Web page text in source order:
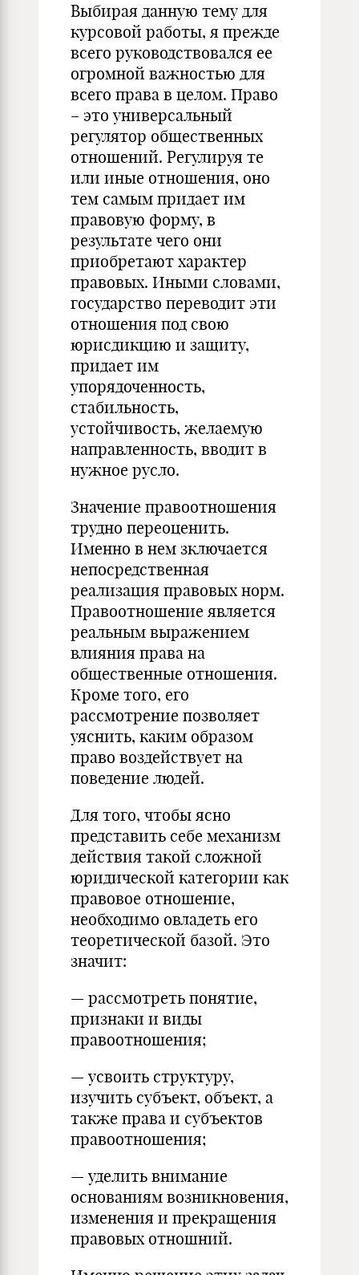
Выбирая данную тему для
курсовой работы, я прежде
всего руководствовался ее
огромной важностью для
всего права в целом. Право
– это универсальный
регулятор общественных
отношений. Регулируя те
или иные отношения, оно
тем самым придает им
правовую форму, в
результате чего они
приобретают характер
правовых. Иными словами,
государство переводит эти
отношения под свою
юрисдикцию и защиту,
придает им
упорядоченность,
стабильность,
устойчивость, желаемую
направленность, вводит в
нужное русло.
Значение правоотношения
трудно переоценить.
Именно в нем зключается
непосредственная
реализация правовых норм.
Правоотношение является
реальным выражением
влияния права на
общественные отношения.
Кроме того, его
рассмотрение позволяет
уяснить, каким образом
право воздействует на
поведение людей.
Для того, чтобы ясно
представить себе механизм
действия такой сложной
юридической категории как
правовое отношение,
необходимо овладеть его
теоретической базой. Это
значит:
— рассмотреть понятие,
признаки и виды
правоотношения;
— усвоить структуру,
изучить субъект, объект, а
также права и субъектов
правоотношения;
— уделить внимание
основаниям возникновения,
изменения и прекращения
правовых отношний.